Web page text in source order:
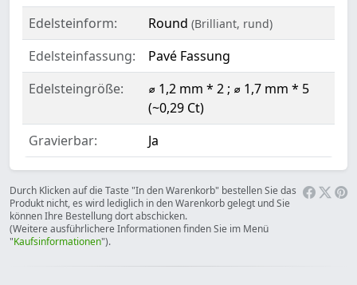
Edelsteinform: Round (Brilliant, rund)
Edelsteinfassung:
Pavé Fassung
Edelsteingröße:
⌀ 1,2 mm * 2 ; ⌀ 1,7 mm * 5
(~0,29 Ct)
Gravierbar:
Ja
Durch Klicken auf die Taste "In den Warenkorb" bestellen Sie das
Produkt nicht, es wird lediglich in den Warenkorb gelegt und Sie
können Ihre Bestellung dort abschicken.
(Weitere ausführlichere Informationen finden Sie im Menü
"Kaufsinformationen").